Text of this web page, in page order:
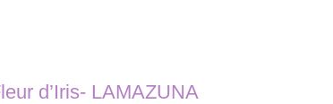
d’Iris- LAMAZUNA